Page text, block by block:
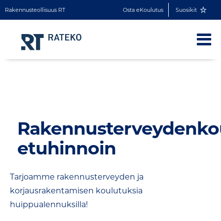
Rakennusteollisuus RT Osta eKoulutus Suosikit
etuhinnoin
Tarjoamme rakennusterveyden ja
korjausrakentamisen koulutuksia
huippualennuksilla!